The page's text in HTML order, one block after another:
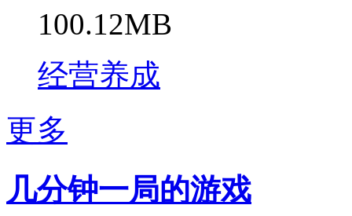
100.12MB
经营养成
更多
几分钟一局的游戏